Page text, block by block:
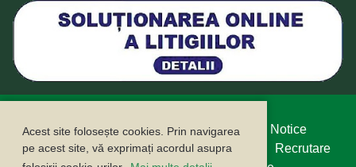
Acest site folosește cookies. Prin navigarea
pe acest site, vă exprimați acordul asupra
Protecția datelor cu caracter personal
Legal Notice
Politica cookie
Buletin informativ Contact
Recrutare